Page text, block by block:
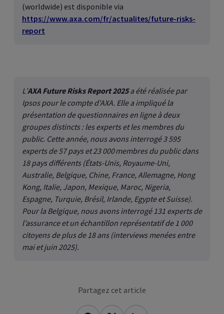
(worldwide) est disponible via
https://www.axa.com/fr/actualites/future-risks-
report
L'AXA Future Risks Report 2025a été réalisée par
Ipsos pour le compte d'AXA. Elle a impliqué la
présentation de questionnaires en ligne à deux
groupes distincts : les experts et les membres du
public. Cette année, nous avons interrogé 3 595
experts de 57 pays et 23 000 membres du public dans
18 pays différents (États-Unis, Royaume-Uni,
Australie, Belgique, Chine, France, Allemagne, Hong
Kong, Italie, Japon, Mexique, Maroc, Nigeria,
Espagne, Turquie, Brésil, Irlande, Egypte et Suisse).
Pour la Belgique, nous avons interrogé 131 experts de
l’assurance et un échantillon représentatif de 1 000
citoyens de plus de 18 ans (interviews menées entre
mai et juin 2025).
Partagez cet article